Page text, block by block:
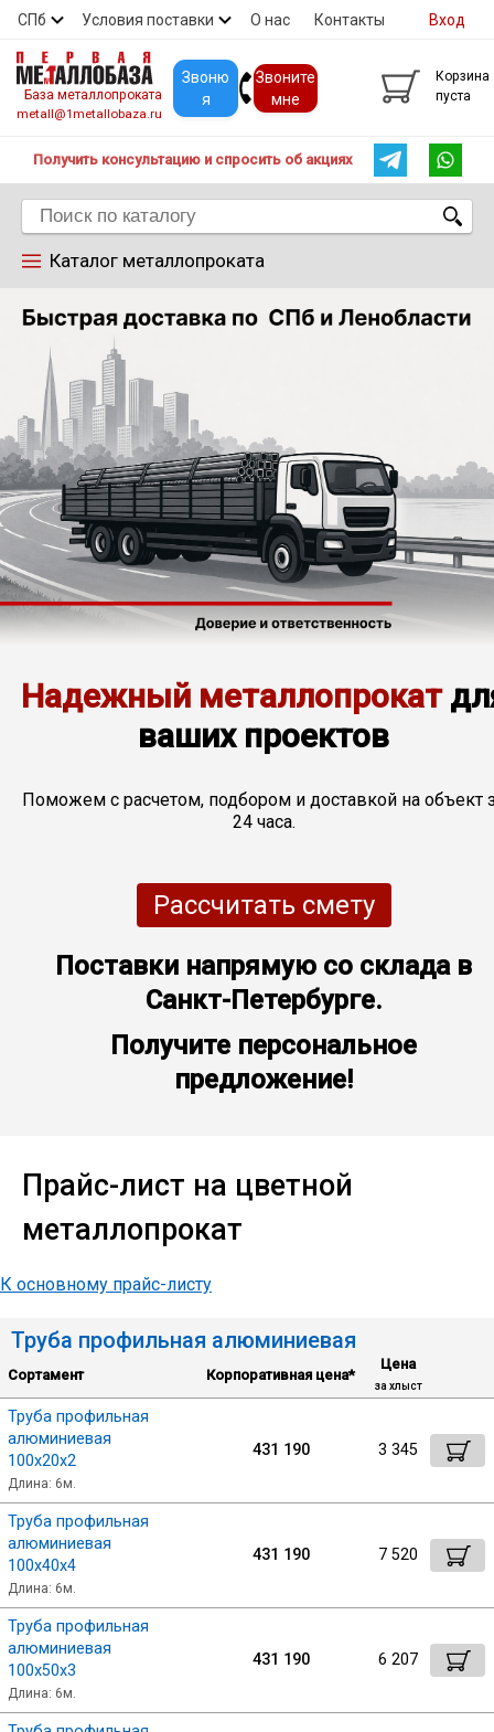
СПб Условия поставки О нас Контакты
Скидки Прайс Покупателям
Вход
База металлопроката
metall@1metallobaza.ru
Звоню
я
Звоните
мне
Корзина
пуста
Получить консультацию и спросить об акциях
Каталог металлопроката
Арматура
Труба профильная
Труба
Лист
Уголок
Швеллер
Катанка
Круг
Профлист
Столбы заборные
Электроды
Скобо-гибочные изделия
Алюминиевый прокат
Надежный металлопрокат
ваших проектов
Поможем с расчетом, подбором и доставкой на объект
24 часа.
Рассчитать смету
Поставки напрямую со склада в
Санкт-Петербурге.
Получите персональное
предложение!
Прайс-лист на цветной
металлопрокат
К основному прайс-листу
Труба профильная алюминиевая
Сортамент Корпоративная цена*
Цена
за хлыст
Труба профильная
алюминиевая
100х20х2
Длина: 6м.
431 190 3 345
Труба профильная
алюминиевая
100х40х4
Длина: 6м.
431 190 7 520
Труба профильная
алюминиевая
100х50х3
Длина: 6м.
431 190 6 207